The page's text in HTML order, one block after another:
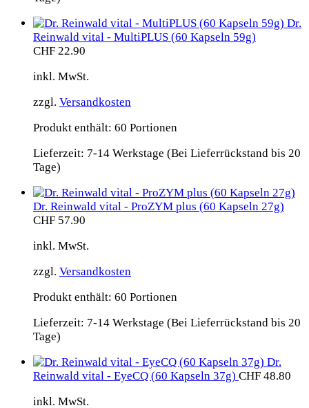
Dr.
Reinwald vital - MultiPLUS (60 Kapseln 59g)
CHF 22.90
inkl. MwSt.
zzgl. Versandkosten
Produkt enthält: 60 Portionen
Lieferzeit: 7-14 Werkstage (Bei Lieferrückstand bis 20
Tage)
Dr. Reinwald vital - ProZYM plus (60 Kapseln 27g)
CHF 57.90
inkl. MwSt.
zzgl. Versandkosten
Produkt enthält: 60 Portionen
Lieferzeit: 7-14 Werkstage (Bei Lieferrückstand bis 20
Tage)
Dr.
Reinwald vital - EyeCQ (60 Kapseln 37g) CHF 48.80
inkl. MwSt.